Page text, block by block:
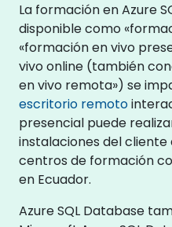
La formación en Azure
disponible como
«formación en vivo
vivo online (también
en vivo remota») se
escritorio remoto
presencial puede
instalaciones del cliente
centros de formación
en Ecuador.
Azure SQL Database